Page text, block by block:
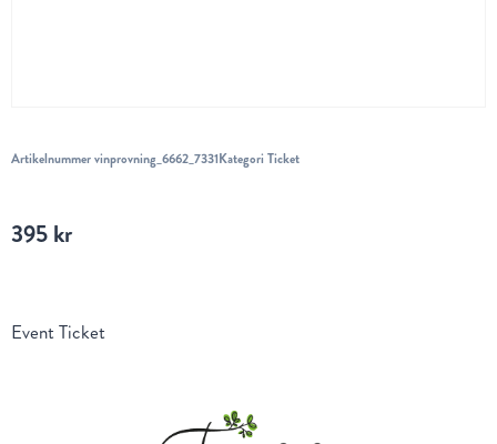
Artikelnummervinprovning_6662_7331Kategori Ticket
395 kr
Event Ticket